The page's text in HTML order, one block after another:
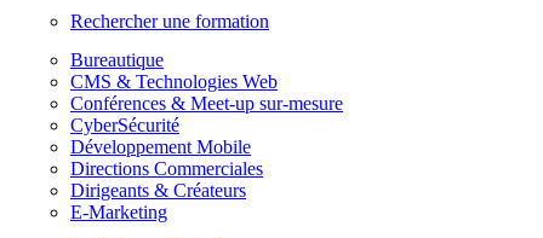
Rechercher une formation
Bureautique
CMS & Technologies Web
Conférences & Meet-up sur-mesure
CyberSécurité
Développement Mobile
Directions Commerciales
Dirigeants & Créateurs
E-Marketing